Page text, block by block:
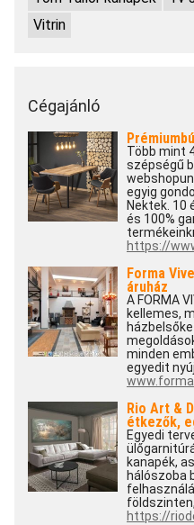
Vitrin
Cégajánló
Több mint
szépségű
egyig
Nektek. 10
és 100%
https://
Forma
áruház
A FORMA
kellemes,
minden
egyedit
Rio Art &
étkezők,
Egyedi
kanapék,
hálószoba
https://